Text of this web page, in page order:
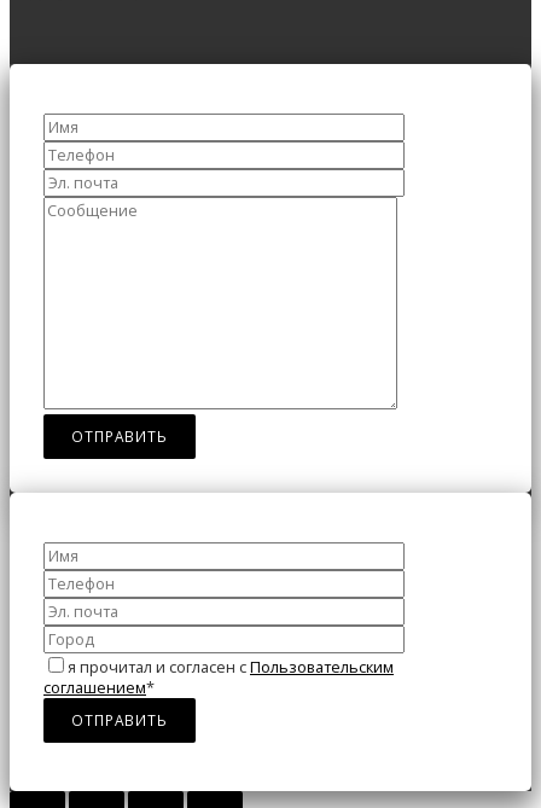
я прочитал и согласен сПользовательским
соглашением*